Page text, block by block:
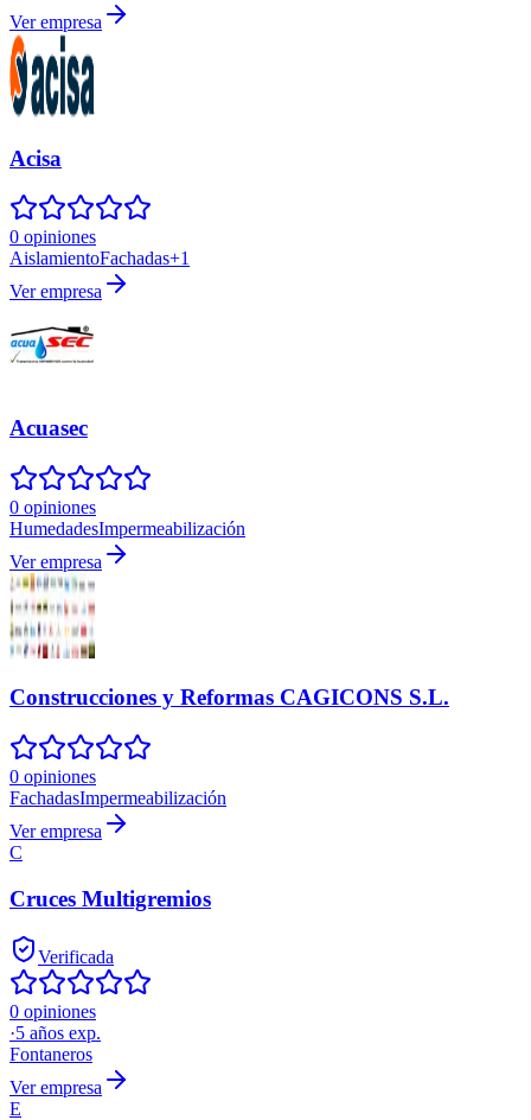
Ver empresa
Acisa
0 opiniones
AislamientoFachadas+1
Ver empresa
Acuasec
0 opiniones
HumedadesImpermeabilización
Ver empresa
Construcciones y Reformas CAGICONS S.L.
0 opiniones
FachadasImpermeabilización
Ver empresa
C
Cruces Multigremios
Verificada
0 opiniones
·5 años exp.
Fontaneros
Ver empresa
E